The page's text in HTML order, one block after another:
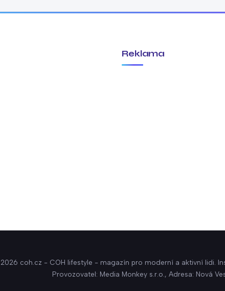
Reklama
coh.cz - COH lifestyle - magazín pro moderní a aktivní lidi.
Provozovatel: Media Monkey s.r.o., Adresa: Nová